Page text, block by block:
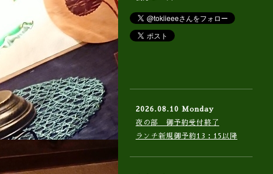
2026.08.10 Monday
夜の部 御予約受付終了
ランチ新規御予約13：15以降